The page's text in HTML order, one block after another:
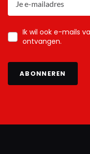
Ik wil ook e-mails
ontvangen.
ABONNEREN